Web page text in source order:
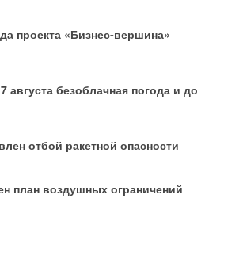
проекта «Бизнес‑вершина»
безоблачная погода и до
отбой ракетной опасности
план воздушных ограничений